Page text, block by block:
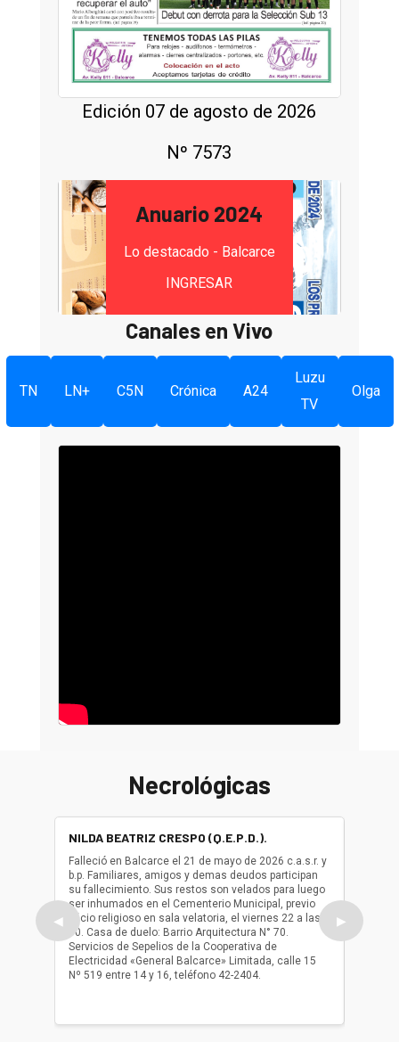
Edición 07 de agosto de 2026
Nº 7573
Anuario 2024
Lo destacado - Balcarce
INGRESAR
Canales en Vivo
TN LN+ C5N Crónica A24
Luzu
TV
Olga
Necrológicas
◀
NILDA BEATRIZ CRESPO (Q.E.P.D.).
Falleció en Balcarce el 21 de mayo de 2026 c.a.s.r. y
b.p. Familiares, amigos y demas deudos participan
su fallecimiento. Sus restos son velados para luego
ser inhumados en el Cementerio Municipal, previo
oficio religioso en sala velatoria, el viernes 22 a las
10. Casa de duelo: Barrio Arquitectura N° 70.
Servicios de Sepelios de la Cooperativa de
Electricidad «General Balcarce» Limitada, calle 15
Nº 519 entre 14 y 16, teléfono 42-2404.
ser
oficio
▶